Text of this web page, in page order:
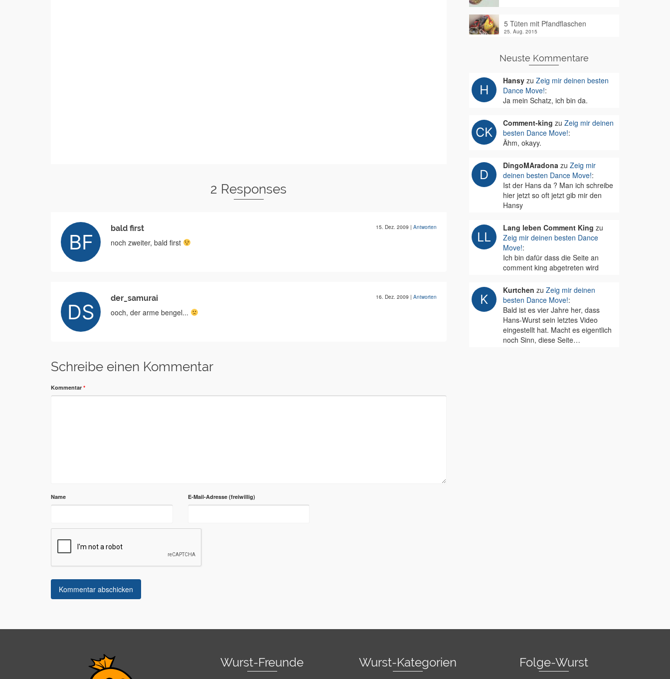
2 Responses
bald first 15. Dez. 2009 | Antworten
noch zweiter, bald first
der_samurai 16. Dez. 2009 | Antworten
ooch, der arme bengel...
Schreibe einen Kommentar
Kommentar *
Name E-Mail-Adresse
5 Tüten mit Pfandflaschen
25. Aug. 2015
Neuste Kommentare
Hansyzu Zeig mir deinen besten
Dance Move!:
Ja mein Schatz, ich bin da.
Comment-king zu Zeig mir deinen
besten Dance Move!:
Ähm, okayy.
DingoMAradonazu Zeig mir
deinen besten Dance Move!:
Ist der Hans da ? Man ich schreibe
hier jetzt so oft jetzt gib mir den
Hansy
Lang leben Comment King zu
Zeig mir deinen besten Dance
Move!:
Ich bin dafür dass die Seite an
comment king abgetreten wird
Kurtchen zu Zeig mir deinen
besten Dance Move!:
Bald ist es vier Jahre her, dass
Hans-Wurst sein letztes Video
eingestellt hat. Macht es eigentlich
noch Sinn, diese Seite…
Wurst-Freunde Wurst-Kategorien Folge-Wurst